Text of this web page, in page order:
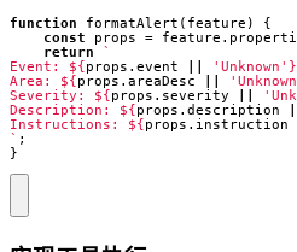
function
formatAlert ( feature )
{
const
props = feature .
return
Event: ${props . event 'Unknown' }
Area: ${props . areaDesc
Severity: ${props . severity
Description: ${props . description
Instructions: ${props . instruction
` ;
}